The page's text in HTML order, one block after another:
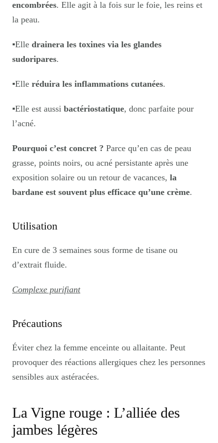
encombrées. Elle agit à la fois sur le foie, les reins et
la peau.
▪️Elle drainera les toxines via les glandes
sudoripares.
▪️Elle réduira les inflammations cutanées.
▪️Elle est aussi bactériostatique, donc parfaite pour
l’acné.
Pourquoi c’est concret ? Parce qu’en cas de peau
grasse, points noirs, ou acné persistante après une
exposition solaire ou un retour de vacances, la
bardane est souvent plus efficace qu’une crème.
Utilisation
En cure de 3 semaines sous forme de tisane ou
d’extrait fluide.
Complexe purifiant
Précautions
Éviter chez la femme enceinte ou allaitante. Peut
provoquer des réactions allergiques chez les personnes
sensibles aux astéracées.
La Vigne rouge : L’alliée des
jambes légères